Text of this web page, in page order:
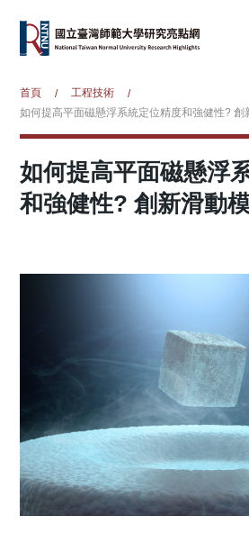
首頁 / 工程技術
/
如何提高平面磁懸浮系統定位精度和強健性? 創
如何提高平面磁懸浮
和強健性? 創新滑動